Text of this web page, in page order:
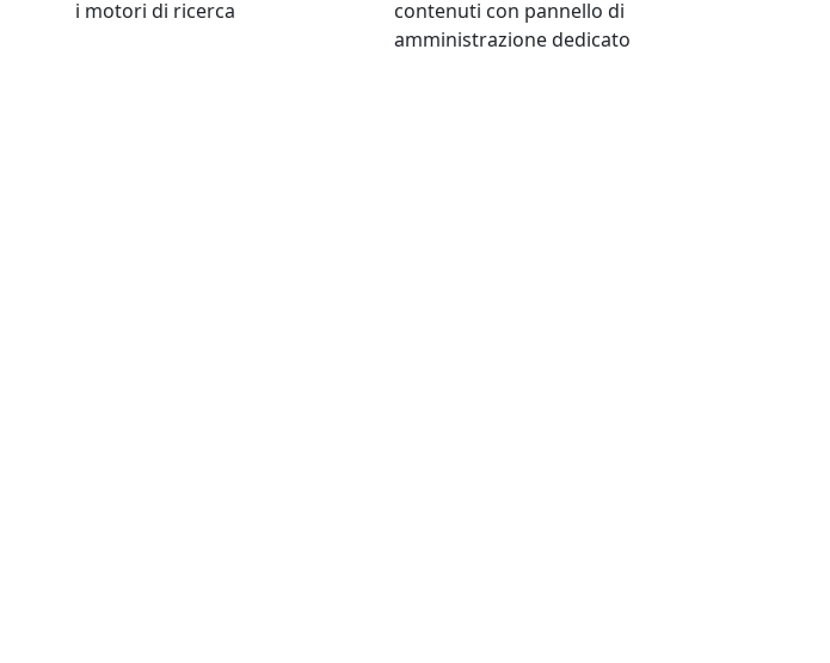
i motori di ricerca
contenuti con pannello di
amministrazione dedicato